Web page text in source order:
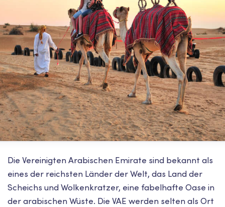
Die Vereinigten Arabischen Emirate sind bekannt als
eines der reichsten Länder der Welt, das Land der
Scheichs und Wolkenkratzer, eine fabelhafte Oase in
der arabischen Wüste. Die VAE werden selten als Ort